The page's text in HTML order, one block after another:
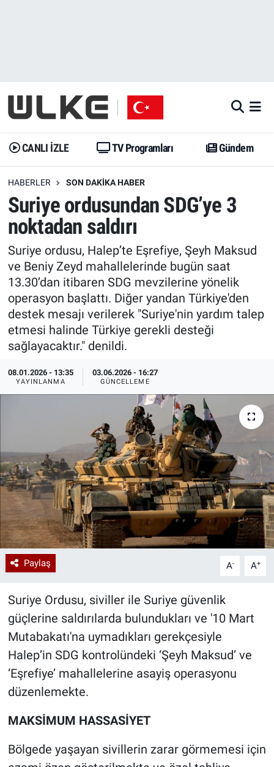
CANLI İZLE TV Programları Gündem
HABERLER SON DAKIKA HABER
Suriye ordusundan SDG’ye 3
noktadan saldırı
Suriye ordusu, Halep’te Eşrefiye, Şeyh Maksud
ve Beniy Zeyd mahallelerinde bugün saat
13.30’dan itibaren SDG mevzilerine yönelik
operasyon başlattı. Diğer yandan Türkiye'den
destek mesajı verilerek "Suriye'nin yardım talep
etmesi halinde Türkiye gerekli desteği
sağlayacaktır." denildi.
08.01.2026 - 13:35
YAYINLANMA
03.06.2026 - 16:27
GÜNCELLEME
Paylaş A- A+
Suriye Ordusu, siviller ile Suriye güvenlik
güçlerine saldırılarda bulundukları ve '10 Mart
Mutabakatı'na uymadıkları gerekçesiyle
Halep’in SDG kontrolündeki ‘Şeyh Maksud’ ve
‘Eşrefiye’ mahallelerine asayiş operasyonu
düzenlemekte.
MAKSİMUM HASSASİYET
Bölgede yaşayan sivillerin zarar görmemesi için
Gündem
Dünya
Erişim Bilgileri
Ekonomi
Trend
Özel Haberler
Yazarlar
Gündem
Trend
Erişim Bilgileri
Spor
Ekonomi
Dünya
Medya
Erişim Bilgileri
Sağlık
Teknoloji
Ramazan
İstanbul Namaz Vakitleri
Trafik Durumu
Erişim Bilgileri
Tüm Manşetler
Son Dakika Haberleri
Haber Arşivi